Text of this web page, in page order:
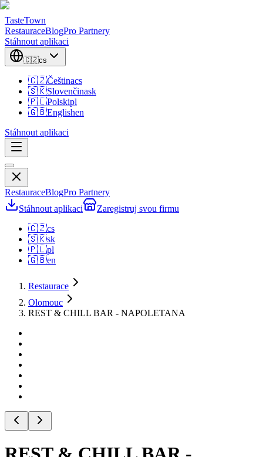
TasteTown
RestauraceBlogPro Partnery
Stáhnout aplikaci
🇨🇿cs
🇨🇿Češtinacs
🇸🇰Slovenčinask
🇵🇱Polskipl
🇬🇧Englishen
Stáhnout aplikaci
RestauraceBlogPro Partnery
Stáhnout aplikaci
Zaregistruj svou firmu
🇨🇿cs
🇸🇰sk
🇵🇱pl
🇬🇧en
Restaurace
Olomouc
REST & CHILL BAR - NAPOLETANA